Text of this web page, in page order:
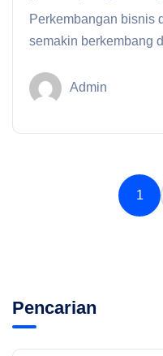
Perkembangan bisnis
semakin berkembang
Admin
1
Pencarian